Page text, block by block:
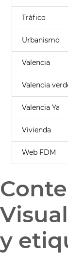
Tráfico
Urbanismo
Valencia
Valencia
Valencia Ya
Vivienda
Web FDM
y